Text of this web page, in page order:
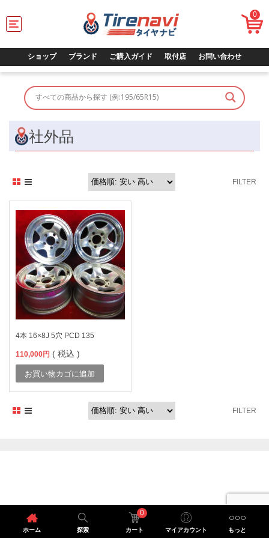
T
o
l
g
a
t
n
0
ショップ ブランド ご購入ガイド 取付店 お問い合わせ
社外品
FILTER
4本 16×8J 5穴 PCD 135
110,000円 ( 税込 )
お買い物カゴに追加
FILTER
ホーム 探索
0
カート マイアカウント もっと